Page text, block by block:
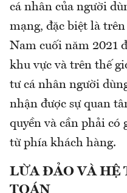
cá nhân của người
mạng, đặc biệt là
Nam cuối năm 2021
khu vực và trên thế
tư cá nhân người
nhận được sự quan
quyền và cần phải có
từ phía khách hàng.
LỪA ĐẢO VÀ HỆ
TOÁN